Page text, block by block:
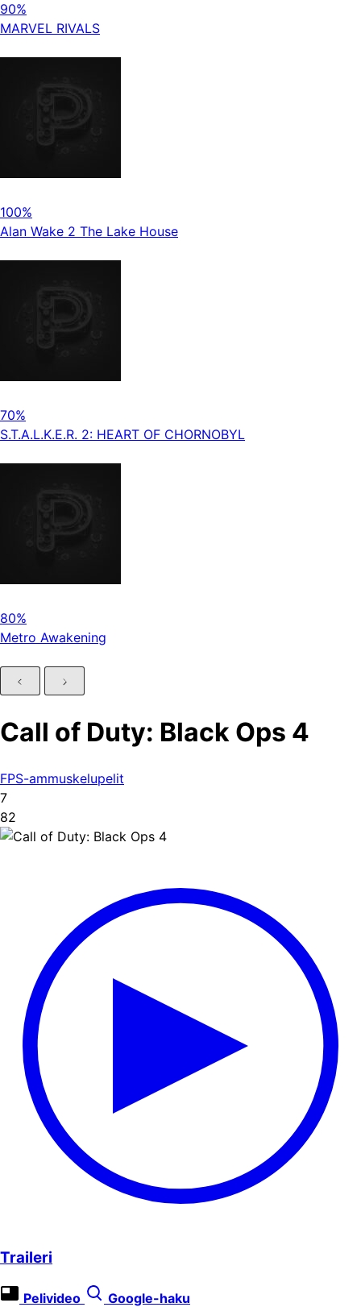
90%
MARVEL RIVALS
100%
Alan Wake 2 The Lake House
70%
S.T.A.L.K.E.R. 2: HEART OF CHORNOBYL
80%
Metro Awakening
Call of Duty: Black Ops 4
FPS-ammuskelupelit
7
82
Traileri
Pelivideo Google-haku